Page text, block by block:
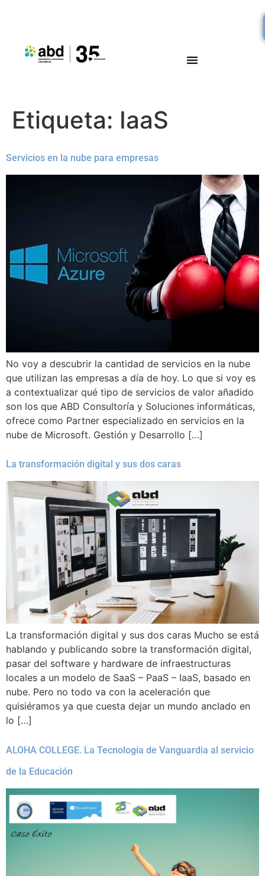
Etiqueta: IaaS
Servicios en la nube para empresas
No voy a descubrir la cantidad de servicios en la nube
que utilizan las empresas a día de hoy. Lo que si voy es
a contextualizar qué tipo de servicios de valor añadido
son los que ABD Consultoría y Soluciones informáticas,
ofrece como Partner especializado en servicios en la
nube de Microsoft. Gestión y Desarrollo […]
La transformación digital y sus dos caras
La transformación digital y sus dos caras Mucho se está
hablando y publicando sobre la transformación digital,
pasar del software y hardware de infraestructuras
locales a un modelo de SaaS – PaaS – IaaS, basado en
nube. Pero no todo va con la aceleración que
quisiéramos ya que cuesta dejar un mundo anclado en
lo […]
ALOHA COLLEGE. La Tecnología de Vanguardia al servicio
de la Educación